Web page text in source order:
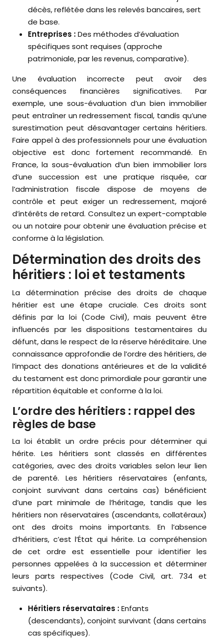
décès, reflétée dans les relevés bancaires, sert
de base.
Entreprises :Des méthodes d’évaluation
spécifiques sont requises (approche
patrimoniale, par les revenus, comparative).
Une évaluation incorrecte peut avoir des
conséquences financières significatives. Par
exemple, une sous-évaluation d’un bien immobilier
peut entraîner un redressement fiscal, tandis qu’une
surestimation peut désavantager certains héritiers.
Faire appel à des professionnels pour une évaluation
objective est donc fortement recommandé. En
France, la sous-évaluation d’un bien immobilier lors
d’une succession est une pratique risquée, car
l’administration fiscale dispose de moyens de
contrôle et peut exiger un redressement, majoré
d’intérêts de retard. Consultez un expert-comptable
ou un notaire pour obtenir une évaluation précise et
conforme à la législation.
Détermination des droits des
héritiers : loi et testaments
La détermination précise des droits de chaque
héritier est une étape cruciale. Ces droits sont
définis par la loi (Code Civil), mais peuvent être
influencés par les dispositions testamentaires du
défunt, dans le respect de la réserve héréditaire. Une
connaissance approfondie de l’ordre des héritiers, de
l’impact des donations antérieures et de la validité
du testament est donc primordiale pour garantir une
répartition équitable et conforme à la loi.
L’ordre des héritiers : rappel des
règles de base
La loi établit un ordre précis pour déterminer qui
hérite. Les héritiers sont classés en différentes
catégories, avec des droits variables selon leur lien
de parenté. Les héritiers réservataires (enfants,
conjoint survivant dans certains cas) bénéficient
d’une part minimale de l’héritage, tandis que les
héritiers non réservataires (ascendants, collatéraux)
ont des droits moins importants. En l’absence
d’héritiers, c’est l’État qui hérite. La compréhension
de cet ordre est essentielle pour identifier les
personnes appelées à la succession et déterminer
leurs parts respectives (Code Civil, art. 734 et
suivants).
Héritiers réservataires :Enfants
(descendants), conjoint survivant (dans certains
cas spécifiques).